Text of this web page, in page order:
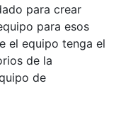
para crear
para esos
el equipo tenga el
de la
de